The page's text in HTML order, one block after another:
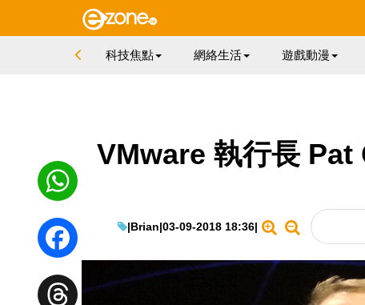
科技焦點 網絡生活 遊戲動漫
VMware 執行長
|Brian|03-09-2018 18:36|
WhatsApp
Facebook